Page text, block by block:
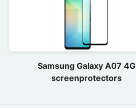
Samsung Galaxy A07 4G
screenprotectors